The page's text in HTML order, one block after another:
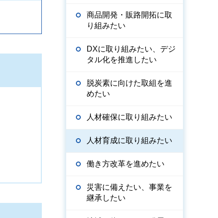
商品開発・販路開拓に取
り組みたい
DXに取り組みたい、デジ
タル化を推進したい
脱炭素に向けた取組を進
めたい
人材確保に取り組みたい
人材育成に取り組みたい
働き方改革を進めたい
災害に備えたい、事業を
継承したい